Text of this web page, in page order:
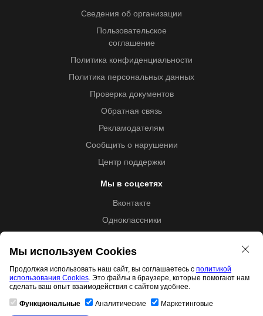
Сведения об организации
Пользовательское
соглашение
Политика конфиденциальности
Политика персональных данных
Проверка документов
Обратная связь
Рекламодателям
Сообщить о нарушении
Центр поддержки
Мы в соцсетях
Вконтакте
Одноклассники
Образовательная лицензия №5257 от 09.09.2020 (Л035-
01253-67/00192487)
Мы используем Cookies
Продолжая использовать наш сайт, вы соглашаетесь с политикой
использования Cookies. Это файлы в браузере, которые помогают нам
сделать ваш опыт взаимодействия с сайтом удобнее.
Функциональные Аналитические Маркетинговые